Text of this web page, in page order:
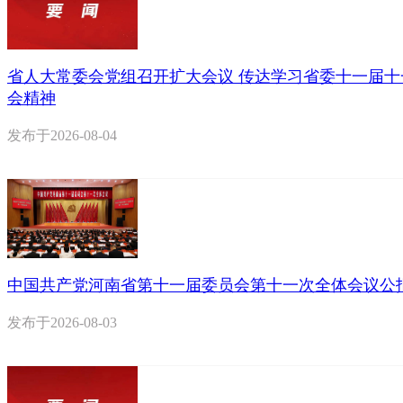
省人大常委会党组召开扩大会议 传达学习省委十一届
会精神
发布于2026-08-04
中国共产党河南省第十一届委员会第十一次全体会议公
发布于2026-08-03